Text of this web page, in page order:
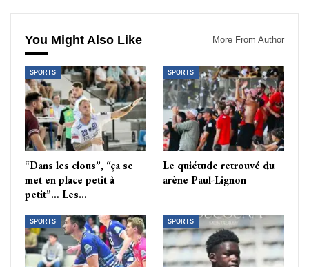
You Might Also Like More From Author
SPORTS
“Dans les clous”, “ça se
met en place petit à
petit”… Les…
SPORTS
Le quiétude retrouvé du
arène Paul-Lignon
SPORTS SPORTS